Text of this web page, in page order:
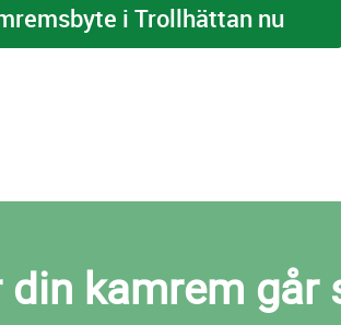
i Trollhättan nu
kamrem går